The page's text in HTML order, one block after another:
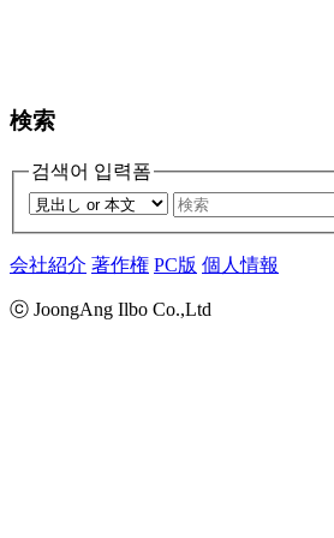
検索
검색어 입력폼
会社紹介 著作権 PC版 個人情報
ⓒ JoongAng Ilbo Co.,Ltd